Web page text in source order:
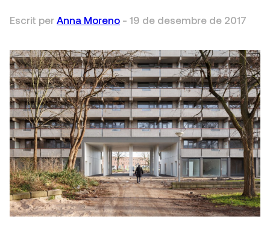
Escrit per Anna Moreno - 19 de desembre de 2017